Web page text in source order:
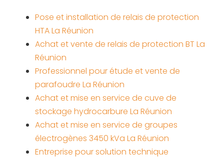
Pose et installation de relais de protection
HTA La Réunion
Achat et vente de relais de protection BT La
Réunion
Professionnel pour étude et vente de
parafoudre La Réunion
Achat et mise en service de cuve de
stockage hydrocarbure La Réunion
Achat et mise en service de groupes
électrogènes 3450 kVa La Réunion
Entreprise pour solution technique